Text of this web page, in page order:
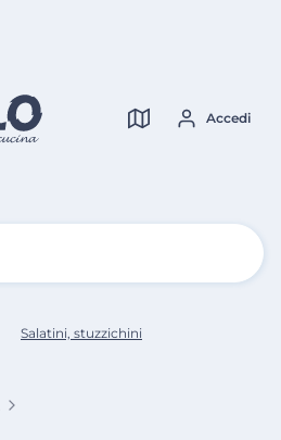
Accedi
Salatini, stuzzichini